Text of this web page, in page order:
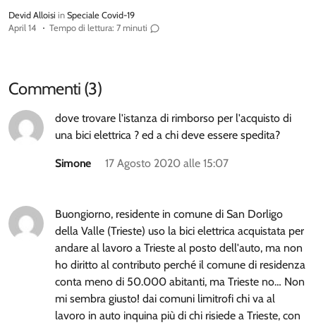
Devid Alloisi in Speciale Covid-19
April 14
Tempo di lettura: 7 minuti
Commenti (3)
dove trovare l'istanza di rimborso per l'acquisto di
una bici elettrica ? ed a chi deve essere spedita?
Simone 17 Agosto 2020 alle 15:07
Buongiorno, residente in comune di San Dorligo
della Valle (Trieste) uso la bici elettrica acquistata per
andare al lavoro a Trieste al posto dell'auto, ma non
ho diritto al contributo perché il comune di residenza
conta meno di 50.000 abitanti, ma Trieste no… Non
mi sembra giusto! dai comuni limitrofi chi va al
lavoro in auto inquina più di chi risiede a Trieste, con